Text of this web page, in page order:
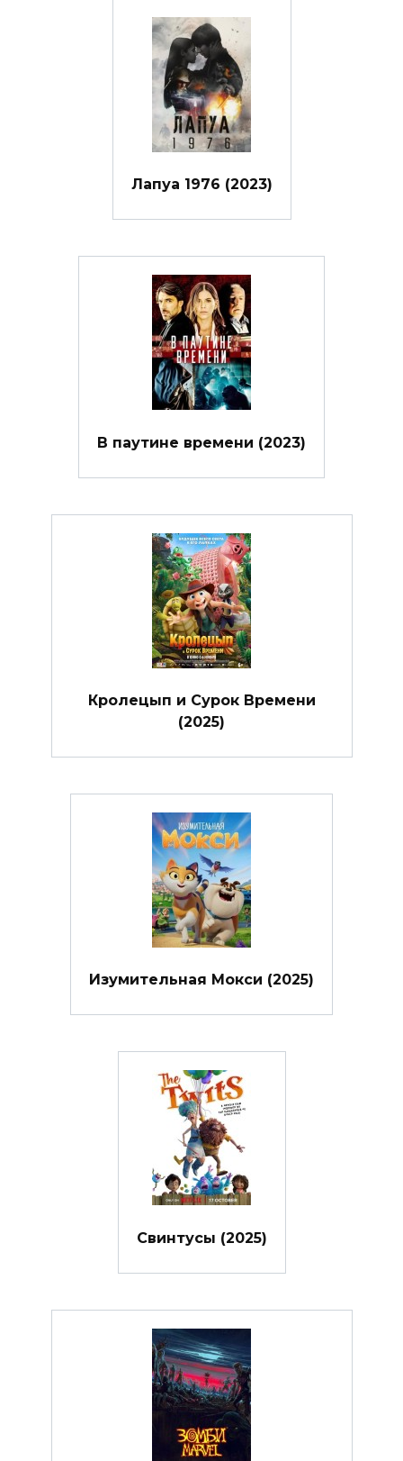
Лапуа 1976 (2023)
В паутине времени (2023)
Кролецып и Сурок Времени
(2025)
Изумительная Мокси (2025)
Свинтусы (2025)